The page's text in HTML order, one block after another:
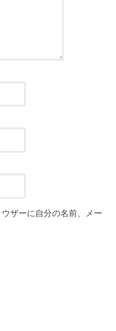
ザーに自分の名前、メー